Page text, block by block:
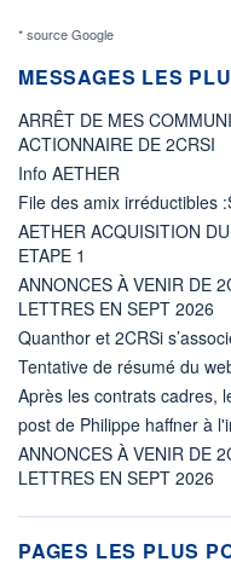
* source Google
MESSAGES LES
ARRÊT DE MES
ACTIONNAIRE DE 2CRSI
Info AETHER
File des amix irréductibles
AETHER ACQUISITION
ETAPE 1
ANNONCES À VENIR DE
LETTRES EN SEPT 2026
Quanthor et 2CRSi
Tentative de résumé du
Après les contrats cadres,
post de Philippe haffner à
ANNONCES À VENIR DE
LETTRES EN SEPT 2026
PAGES LES PLUS